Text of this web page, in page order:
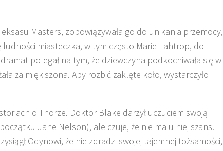
Masters, zobowiązywała go do unikania przemocy,
miasteczka, w tym często Marie Lahtrop, do
polegał na tym, że dziewczyna podkochiwała się w
za miękiszona. Aby rozbić zaklęte koło, wystarczyło
o Thorze. Doktor Blake darzył uczuciem swoją
Jane Nelson), ale czuje, że nie ma u niej szans.
Odynowi, że nie zdradzi swojej tajemnej tożsamości,